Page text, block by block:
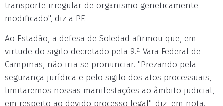
transporte irregular de organismo geneticamente
modificado", diz a PF.
Ao Estadão, a defesa de Soledad afirmou que, em
virtude do sigilo decretado pela 9.ª Vara Federal de
Campinas, não iria se pronunciar. "Prezando pela
segurança jurídica e pelo sigilo dos atos processuais,
limitaremos nossas manifestações ao âmbito judicial,
em respeito ao devido processo legal", diz, em nota.